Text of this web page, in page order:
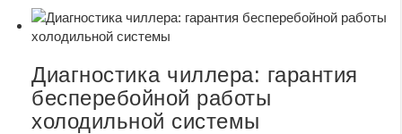
Диагностика чиллера: гарантия
бесперебойной работы
холодильной системы